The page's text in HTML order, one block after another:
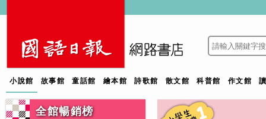
小說館 故事館 童話館 繪本館 詩歌館 散文館 科普館 作文館
全館暢銷榜